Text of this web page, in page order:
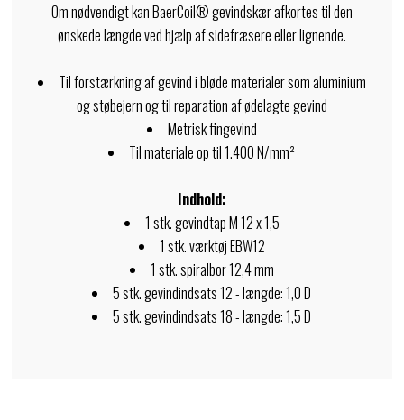
Om nødvendigt kan BaerCoil® gevindskær afkortes til den
ønskede længde ved hjælp af sidefræsere eller lignende.
Til forstærkning af gevind i bløde materialer som aluminium
og støbejern og til reparation af ødelagte gevind
Metrisk fingevind
Til materiale op til 1.400 N/mm²
Indhold:
1 stk. gevindtap M 12 x 1,5
1 stk. værktøj EBW12
1 stk. spiralbor 12,4 mm
5 stk. gevindindsats 12 - længde: 1,0 D
5 stk. gevindindsats 18 - længde: 1,5 D